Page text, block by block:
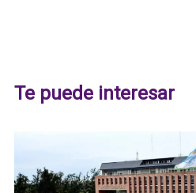
Te puede interesar